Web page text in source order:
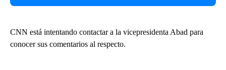
CNN está intentando contactar a la vicepresidenta Abad para
conocer sus comentarios al respecto.